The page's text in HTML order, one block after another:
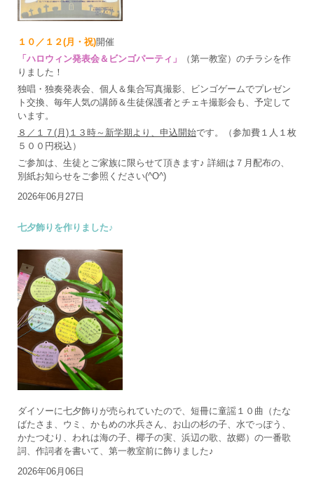
１０／１２(月・祝)開催
「ハロウィン発表会＆ビンゴパーティ」
（第一教室）のチラシを作
りました！
独唱・独奏発表会、個人＆集合写真撮影、ビンゴゲームでプレゼン
ト交換、毎年人気の講師＆生徒保護者とチェキ撮影会も、予定して
います。
８／１７(月)１３時～新学期より、申込開始です。（参加費１人１枚
５００円税込）
ご参加は、生徒とご家族に限らせて頂きます♪ 詳細は７月配布の、
別紙お知らせをご参照ください(^O^)
2026年06月27日
七夕飾りを作りました♪
ダイソーに七夕飾りが売られていたので、短冊に童謡１０曲（たな
ばたさま、ウミ、かもめの水兵さん、お山の杉の子、水でっぽう、
かたつむり、われは海の子、椰子の実、浜辺の歌、故郷）の一番歌
詞、作詞者を書いて、第一教室前に飾りました♪
2026年06月06日